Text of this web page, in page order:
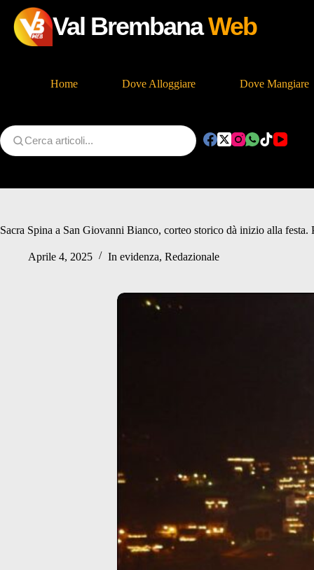
Val BrembanaWeb
Home Dove Alloggiare Dove Mangiare
Sacra Spina a San Giovanni Bianco, corteo storico dà inizio alla festa.
Aprile 4, 2025 In evidenza, Redazionale